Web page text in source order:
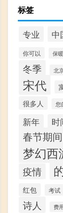
标签
专业 中
你可以 保暖
冬季 北
宋代
很多人 您
新年 时
春节期间
梦幻西
疫情
红包 考试
诗人 费